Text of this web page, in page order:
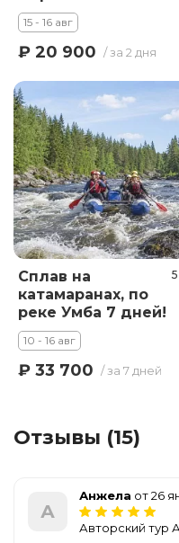
15 - 16 авг
₽ 20 900 / за 2 дня
5
Сплав на
катамаранах, по
реке Умба 7 дней!
10 - 16 авг
₽ 33 700 / за 7 дней
Отзывы (15)
А
Анжела от 26
Авторский тур